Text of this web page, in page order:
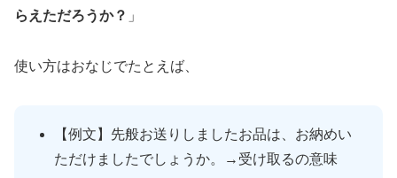
らえただろうか？ 」
使い方はおなじでたとえば、
【例文】先般お送りしましたお品は、お納めい
ただけましたでしょうか。→受け取るの意味